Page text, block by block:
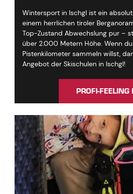
Wintersport in Ischgl ist ein
einem herrlichen tiroler
Top-Zustand Abwechslung pur –
über 2.000 Metern Höhe. Wenn
Pistenkilometer sammeln willst,
Angebot der Skischulen in Ischgl!
PROFI-FEELING